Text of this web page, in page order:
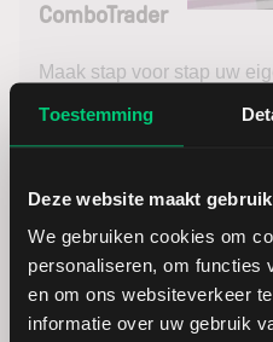
Toestemming
Deze website maakt
We gebruiken cookies om
personaliseren, om functies
en om ons websiteverkeer
informatie over uw gebruik
ComboTrader
Maak stap voor stap uw
van de vooringestelde